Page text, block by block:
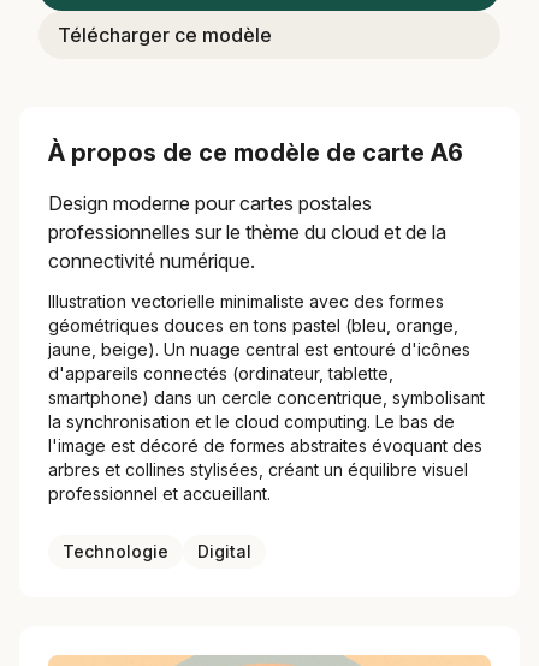
Télécharger ce modèle
À propos de ce modèle de carte A6
Design moderne pour cartes postales
professionnelles sur le thème du cloud et de la
connectivité numérique.
Illustration vectorielle minimaliste avec des formes
géométriques douces en tons pastel (bleu, orange,
jaune, beige). Un nuage central est entouré d'icônes
d'appareils connectés (ordinateur, tablette,
smartphone) dans un cercle concentrique, symbolisant
la synchronisation et le cloud computing. Le bas de
l'image est décoré de formes abstraites évoquant des
arbres et collines stylisées, créant un équilibre visuel
professionnel et accueillant.
Technologie Digital